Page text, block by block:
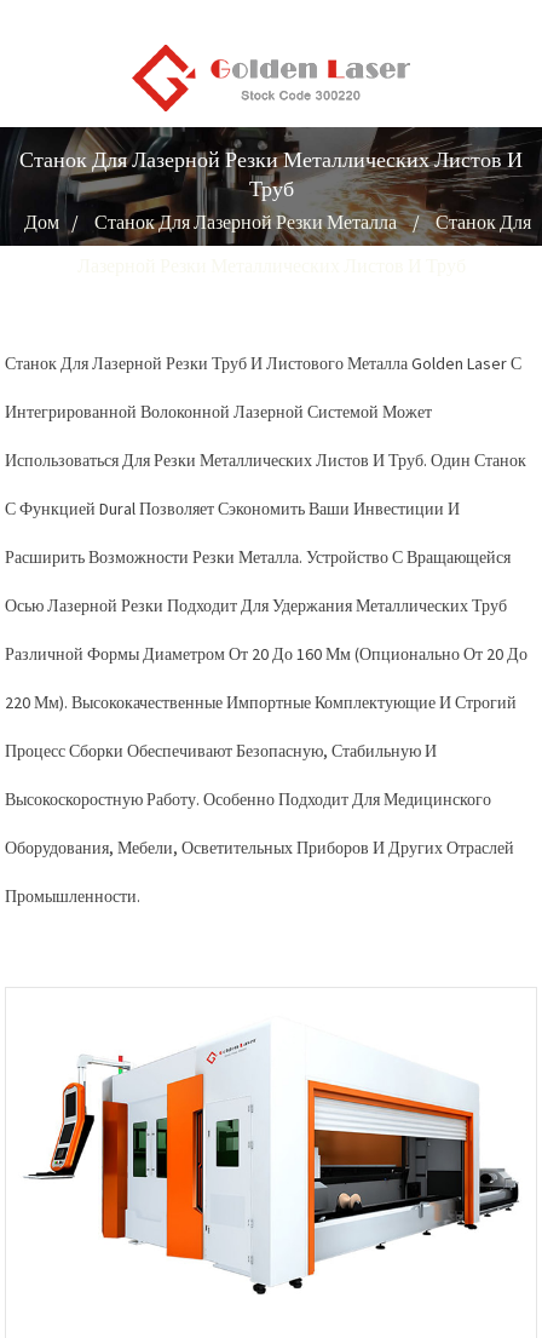
Станок Для Лазерной Резки Металлических Листов И
Труб
Дом Станок Для Лазерной Резки Металла
Станок Для
Станок Для Лазерной Резки Труб И Листового Металла Golden Laser С
Интегрированной Волоконной Лазерной Системой Может
Использоваться Для Резки Металлических Листов И Труб. Один Станок
С Функцией Dural Позволяет Сэкономить Ваши Инвестиции И
Расширить Возможности Резки Металла. Устройство С Вращающейся
Осью Лазерной Резки Подходит Для Удержания Металлических Труб
Различной Формы Диаметром От 20 До 160 Мм (опционально От 20 До
220 Мм). Высококачественные Импортные Комплектующие И Строгий
Процесс Сборки Обеспечивают Безопасную, Стабильную И
Высокоскоростную Работу. Особенно Подходит Для Медицинского
Оборудования, Мебели, Осветительных Приборов И Других Отраслей
Промышленности.